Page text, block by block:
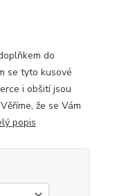
do
se tyto kusové
i obšití jsou
že se Vám
popis